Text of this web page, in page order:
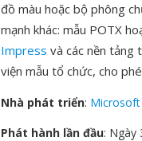
đồ màu hoặc bộ phông
mạnh khác: mẫu POTX
Impress và các nền
viện mẫu tổ chức, cho
Nhà phát triển: Microsoft
Phát hành lần đầu: Ngày